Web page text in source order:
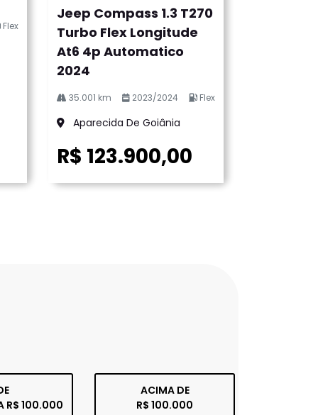
Flex
Jeep Compass 1.3 T270
Turbo Flex Longitude
At6 4p Automatico
2024
35.001 km 2023/2024 Flex
Aparecida De Goiânia
R$ 123.900,00
R$ 100.000
ACIMA DE
R$ 100.000